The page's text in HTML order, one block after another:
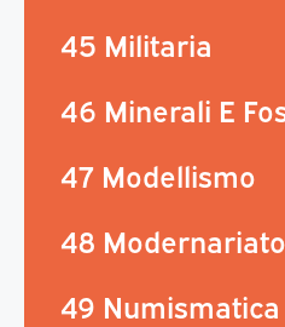
45 Militaria
46 Minerali E
47 Modellismo
48 Modernariato
49 Numismatica